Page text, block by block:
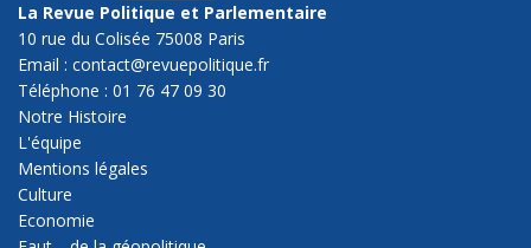
La Revue Politique et Parlementaire
10 rue du Colisée 75008 Paris
Email : contact@revuepolitique.fr
Téléphone : 01 76 47 09 30
Notre Histoire
L'équipe
Mentions légales
Culture
Economie